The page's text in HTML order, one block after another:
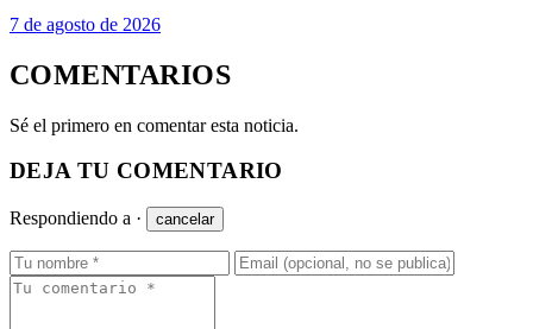
7 de agosto de 2026
COMENTARIOS
Sé el primero en comentar esta noticia.
DEJA TU COMENTARIO
Respondiendo a · cancelar